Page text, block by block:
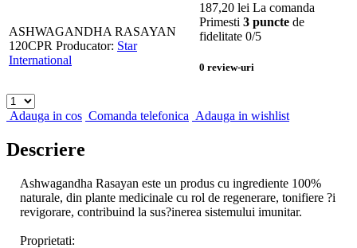
ASHWAGANDHA RASAYAN
120CPR Producator: Star
International
187,20 lei La comanda
Primesti 3 puncte de
fidelitate 0/5
0 review-uri
Adauga in cos Comanda telefonica Adauga in wishlist
Descriere
Ashwagandha Rasayan este un produs cu ingrediente 100%
naturale, din plante medicinale cu rol de regenerare, tonifiere ?i
revigorare, contribuind la sus?inerea sistemului imunitar.
Proprietati: